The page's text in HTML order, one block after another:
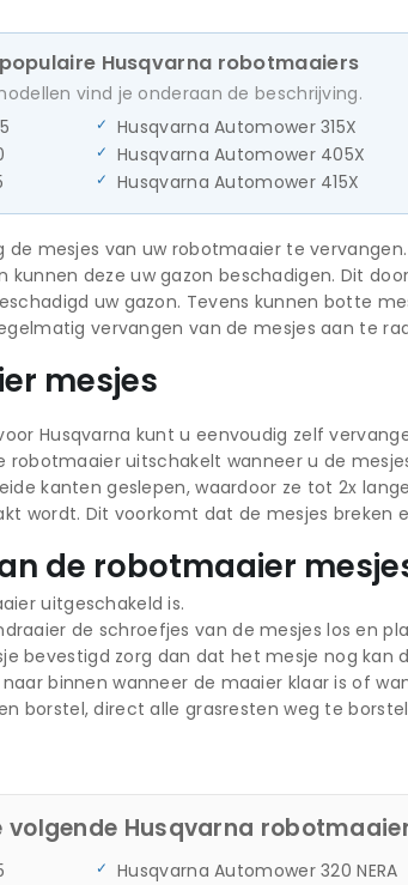
Husqvarna robotmaaiers
vind je onderaan de beschrijving.
Husqvarna Automower 315X
Husqvarna Automower 405X
Husqvarna Automower 415X
de mesjes van uw robotmaaier te vervangen.
kunnen deze uw gazon beschadigen. Dit
uw gazon. Tevens kunnen botte
vervangen van de mesjes aan te
mesjes
Husqvarna kunt u eenvoudig zelf
robotmaaier uitschakelt wanneer u de
kanten geslepen, waardoor ze tot 2x
wordt. Dit voorkomt dat de mesjes
de robotmaaier
uitgeschakeld is.
de schroefjes van de mesjes los en
bevestigd zorg dan dat het mesje nog
binnen wanneer de maaier klaar is of
borstel, direct alle grasresten weg te
volgende Husqvarna
Husqvarna Automower 320 NERA